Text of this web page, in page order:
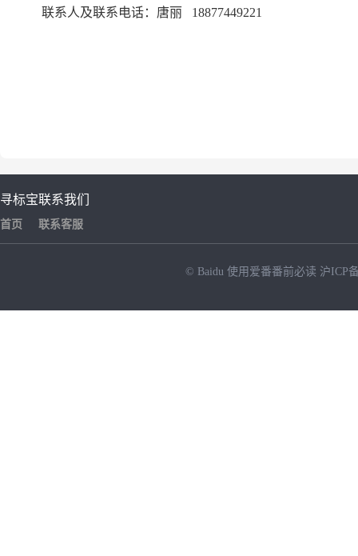
联系人及联系电话： 唐丽 18877449221
寻标宝
首页
联系我们
联系客服
© Baidu 使用爱番番前必读 沪ICP